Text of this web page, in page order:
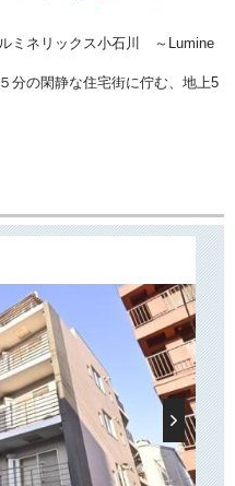
ミネリックス小石川 ～Lumine
分の閑静な住宅街に佇む、地上5
ムが特徴的な外観。
クス、ロッカールームなど設備
園」や「小石川図書館」、「文
パーやドラッグストア、飲食
日々のお買い物に便利です！